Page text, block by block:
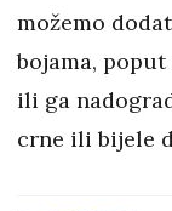
možemo
bojama,
ili ga
crne ili bijele